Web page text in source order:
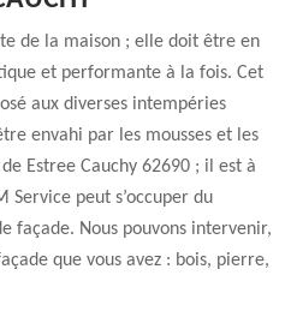
de la maison ; elle doit être en
et performante à la fois. Cet
aux diverses intempéries
envahi par les mousses et les
Estree Cauchy 62690 ; il est à
peut s’occuper du
façade. Nous pouvons intervenir,
que vous avez : bois, pierre,